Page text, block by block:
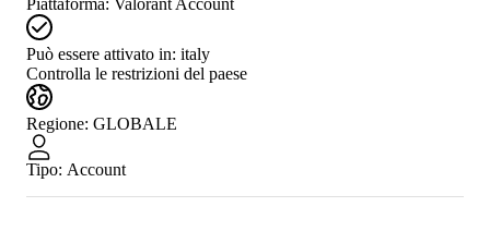
Può essere attivato in: italy
Controlla le restrizioni del paese
Regione: GLOBALE
Tipo: Account